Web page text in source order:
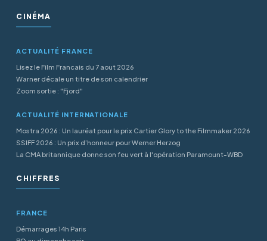
CINÉMA
ACTUALITÉ FRANCE
Lisez le Film Francais du 7 aout 2026
Warner décale un titre de son calendrier
Zoom sortie : "Fjord"
ACTUALITÉ INTERNATIONALE
Mostra 2026 : Un lauréat pour le prix Cartier Glory to the Filmmaker 2026
SSIFF 2026 : Un prix d’honneur pour Werner Herzog
La CMA britannique donne son feu vert à l'opération Paramount-WBD
CHIFFRES
FRANCE
Démarrages 14h Paris